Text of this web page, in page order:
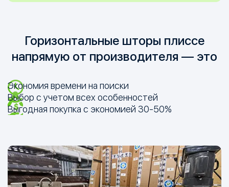
Горизонтальные шторы плиссе
напрямую от производителя — это
Экономия времени на поиски
Выбор с учетом всех особенностей
Выгодная покупка с экономией 30-50%